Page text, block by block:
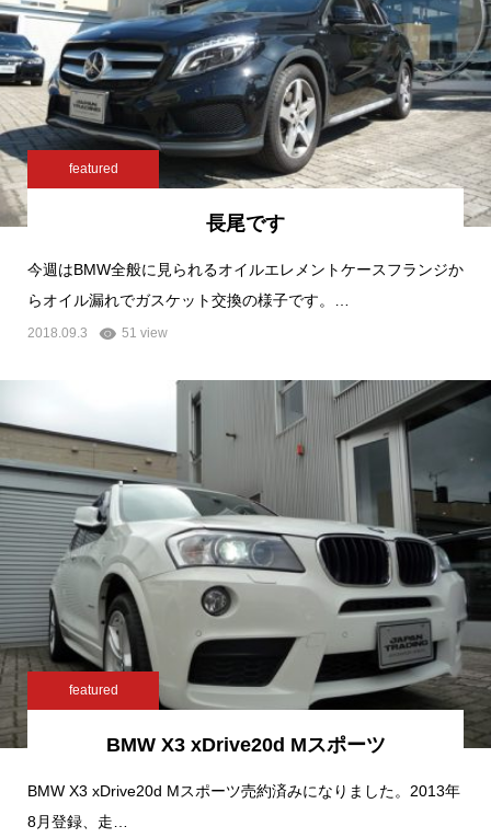
featured
長尾です
今週はBMW全般に見られるオイルエレメントケースフランジか
らオイル漏れでガスケット交換の様子です。…
2018.09.3 51 view
featured
BMW X3 xDrive20d Mスポーツ
BMW X3 xDrive20d Mスポーツ売約済みになりました。2013年
8月登録、走…